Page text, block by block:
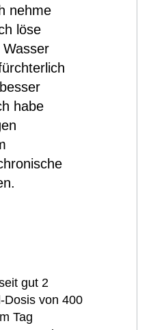
nehme
löse
Wasser
habe
gut 2
Dosis von 400
Tag